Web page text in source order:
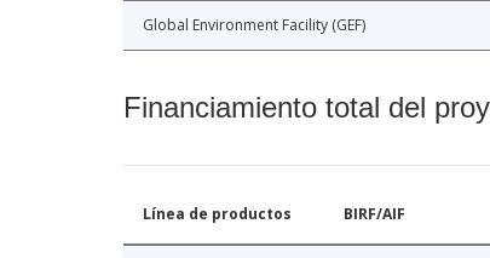
Global Environment Facility (GEF)
Financiamiento total del
Línea de productos BIRF/AIF